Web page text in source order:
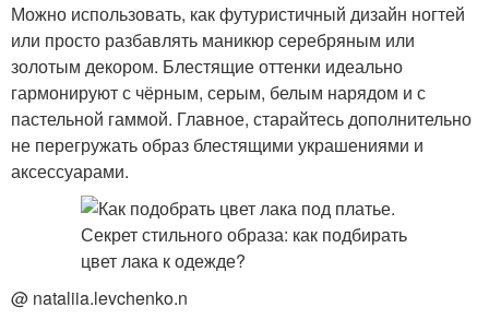
Можно использовать, как футуристичный дизайн ногтей
или просто разбавлять маникюр серебряным или
золотым декором. Блестящие оттенки идеально
гармонируют с чёрным, серым, белым нарядом и с
пастельной гаммой. Главное, старайтесь дополнительно
не перегружать образ блестящими украшениями и
аксессуарами.
@ nataliia.levchenko.n